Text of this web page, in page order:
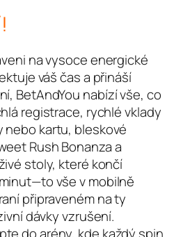
na vysoce energické
váš čas a přináší
BetAndYou nabízí vše, co
registrace, rychlé vklady
nebo kartu, bleskové
Rush Bonanza a
stoly, které končí
vše v mobilně
připraveném na ty
dávky vzrušení.